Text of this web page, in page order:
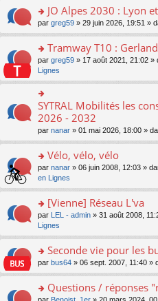
s
ré
c
nt
n
le
u
s
ré
c
e
nt
e
n
o
n
le
s
ré
c
e
s
s
e
n
o
n
lu
le
pl
u
s
ré
c
e
nt
er
le
m
e
s
s
g
n
o
n
lu
pl
u
s
ré
c
e
nt
o
n
ult
er
le
m
e
s
s
g
n
o
n
lu
pl
u
s
ré
c
e
JO Alpes 2030 : Lyon
par greg59 » 29 juin 2026, 19:51 »
o
s
ult
er
le
m
e
s
s
g
o
n
lu
le
u
s
ré
c
e
Tramway T10 :
par greg59 » 17 août 2021, 21:02 »
Lignes
o
n
ult
er
le
m
e
s
a
g
e
n
o
n
pl
SYTRAL Mobilités les
2026 - 2032
par nanar » 01 mai 2026, 18:00 »
o
n
s
er
le
m
e
s
s
e
Vélo, vélo, vélo
par nanar » 06 juin 2008, 12:03 »
en Lignes
o
s
er
le
m
e
s
[Vienne] Réseau L'va
par LEL - admin » 31 août 2008,
Lignes
o
n
ult
Seconde vie pour les
par bus64 » 06 sept. 2007, 11:40 »
Questions / réponses